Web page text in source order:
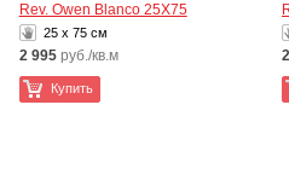
Rev. Owen Blanco 25X75
25 x 75 см
2 995 руб./кв.м
Купить